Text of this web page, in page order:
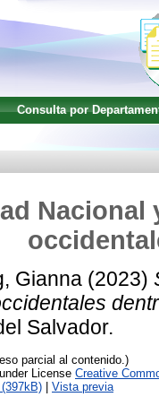
Consulta por
Gianna (2023)
Salvador.
parcial al contenido.)
License Creative
(397kB)
Vista previa